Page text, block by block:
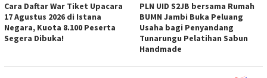
Cara Daftar War Tiket Upacara
17 Agustus 2026 di Istana
Negara, Kuota 8.100 Peserta
Segera Dibuka!
PLN UID S2JB bersama Rumah
BUMN Jambi Buka Peluang
Usaha bagi Penyandang
Tunarungu Pelatihan Sabun
Handmade